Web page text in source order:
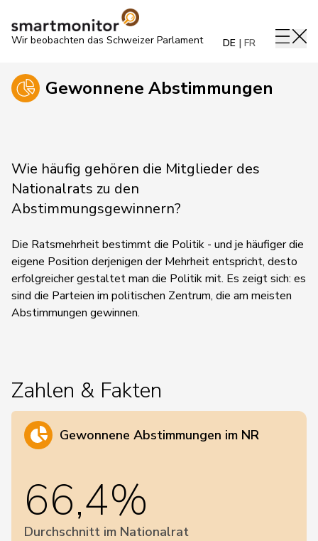
Wir beobachten das Schweizer Parlament DE FR
Gewonnene Abstimmungen
Wie häufig gehören die Mitglieder des
Nationalrats zu den
Abstimmungsgewinnern?
Die Ratsmehrheit bestimmt die Politik - und je häufiger die
eigene Position derjenigen der Mehrheit entspricht, desto
erfolgreicher gestaltet man die Politik mit. Es zeigt sich: es
sind die Parteien im politischen Zentrum, die am meisten
Abstimmungen gewinnen.
Zahlen & Fakten
Gewonnene Abstimmungen im NR
66,4%
Durchschnitt im Nationalrat